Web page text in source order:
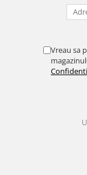
Vreau sa